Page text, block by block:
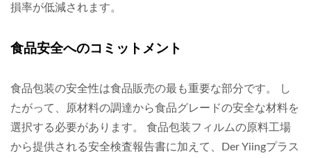
損率が低減されます。
食品安全へのコミットメント
食品包装の安全性は食品販売の最も重要な部分です。 し
たがって、原材料の調達から食品グレードの安全な材料を
選択する必要があります。 食品包装フィルムの原料工場
から提供される安全検査報告書に加えて、Der Yiingプラス